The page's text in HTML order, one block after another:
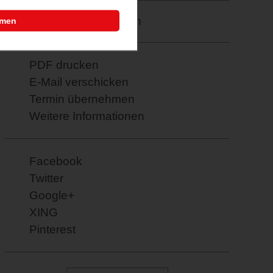
Merkzettel: speichern
PDF drucken
E-Mail verschicken
Termin übernehmen
Weitere Informationen
Facebook
Twitter
Google+
XING
Pinterest